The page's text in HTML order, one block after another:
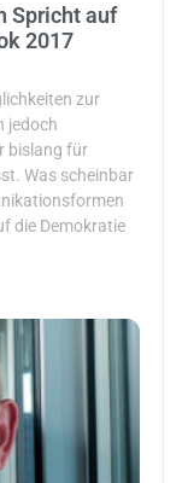
Spricht auf
2017
zur
jedoch
bislang für
Was scheinbar
die Demokratie